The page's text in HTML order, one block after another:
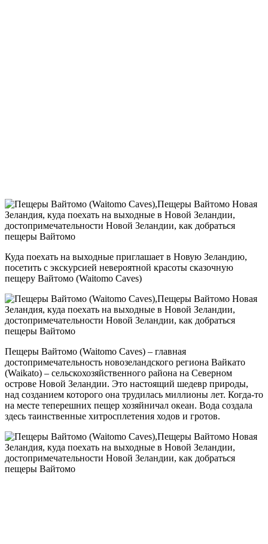
Куда поехать на выходные приглашает в Новую Зеландию,
посетить с экскурсией невероятной красоты сказочную
пещеру Вайтомо (Waitomo Caves)
Пещеры Вайтомо (Waitomo Caves) – главная
достопримечательность новозеландского региона Вайкато
(Waikato) – сельскохозяйственного района на Северном
острове Новой Зеландии. Это настоящий шедевр природы,
над созданием которого она трудилась миллионы лет. Когда-то
на месте теперешних пещер хозяйничал океан. Вода создала
здесь таинственные хитросплетения ходов и гротов.